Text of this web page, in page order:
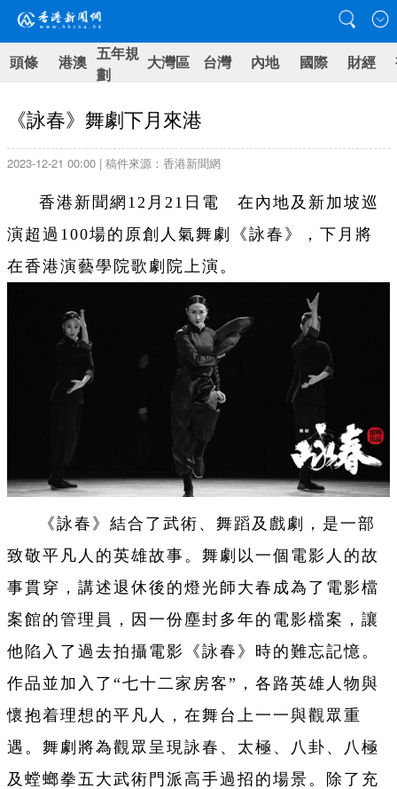
頭條 港澳 五年規
劃
大灣區 台灣 內地 國際 財經
《詠春》舞劇下月來港
2023-12-21 00:00 | 稿件來源：香港新聞網
香港新聞網12月21日電 在內地及新加坡巡
演超過100場的原創人氣舞劇《詠春》，下月將
在香港演藝學院歌劇院上演。
《詠春》結合了武術、舞蹈及戲劇，是一部
致敬平凡人的英雄故事。舞劇以一個電影人的故
事貫穿，講述退休後的燈光師大春成為了電影檔
案館的管理員，因一份塵封多年的電影檔案，讓
他陷入了過去拍攝電影《詠春》時的難忘記憶。
作品並加入了“七十二家房客”，各路英雄人物與
懷抱着理想的平凡人，在舞台上一一與觀眾重
遇。舞劇將為觀眾呈現詠春、太極、八卦、八極
及螳螂拳五大武術門派高手過招的場景。除了充